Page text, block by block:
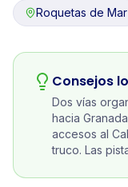
Roquetas de Mar
Consejos
Dos vías
hacia
accesos al
truco. Las